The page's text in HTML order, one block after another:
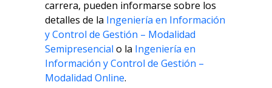
carrera, pueden informarse sobre los
detalles de la Ingeniería en Información
y Control de Gestión – Modalidad
Semipresencial o la Ingeniería en
Información y Control de Gestión –
Modalidad Online.